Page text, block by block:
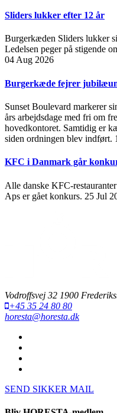
Sliders lukker efter 12 år
Burgerkæden Sliders lukker
Ledelsen peger på stigende
04 Aug 2026
Burgerkæde fejrer
Sunset Boulevard markerer
års arbejdsdage med fri om
hovedkontoret. Samtidig er
siden ordningen blev indført.
KFC i Danmark går
Alle danske KFC-
Aps er gået konkurs. 25 Jul
Vodroffsvej 32 1900
+45 35 24 80 80
horesta@horesta.dk
SEND SIKKER MAIL